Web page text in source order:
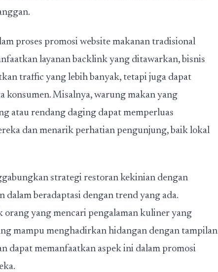
proses promosi website makanan tradisional
layanan backlink yang ditawarkan, bisnis
traffic yang lebih banyak, tetapi juga dapat
Misalnya, warung makan yang
atau rendang daging dapat memperluas
dan menarik perhatian pengunjung, baik lokal
strategi restoran kekinian dengan
dalam beradaptasi dengan trend yang ada.
orang yang mencari pengalaman kuliner yang
mampu menghadirkan hidangan dengan tampilan
dapat memanfaatkan aspek ini dalam promosi